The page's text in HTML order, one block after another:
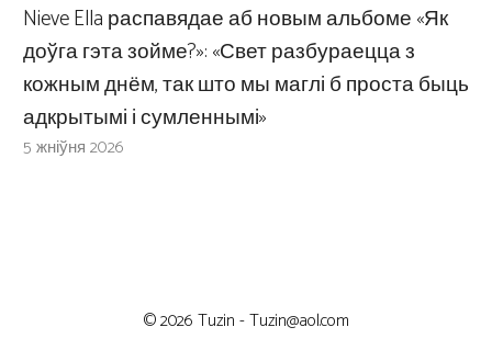
Nieve Ella распавядае аб новым альбоме «Як
доўга гэта зойме?»: «Свет разбураецца з
кожным днём, так што мы маглі б проста быць
адкрытымі і сумленнымі»
5 жніўня 2026
© 2026 Tuzin -Tuzin@aol.com